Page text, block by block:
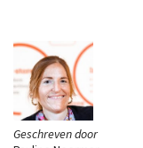
Geschreven door